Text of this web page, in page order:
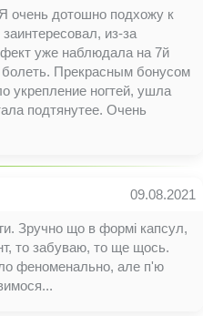
очень дотошно подхожу к
из-за
уже наблюдала на 7й
Прекрасным бонусом
укрепление ногтей, ушла
подтянутее. Очень
09.08.2021
Зручно що в формі капсул,
то забуваю, то ще щось.
феноменально, але п'ю